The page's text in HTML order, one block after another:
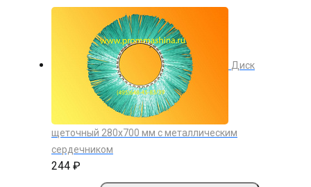
Диск
щеточный 280х700 мм с металлическим
сердечником
244 ₽